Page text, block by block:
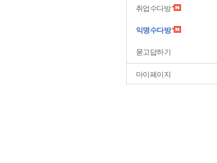
취업수다방
익명수다방
묻고답하기
마이페이지